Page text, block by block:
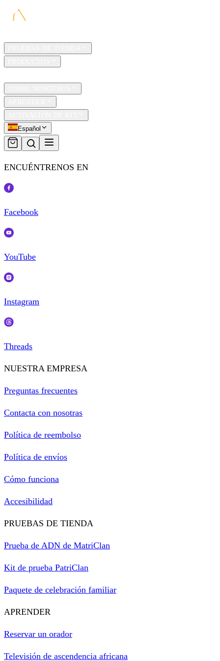
Español
ENCUÉNTRENOS EN
Facebook
YouTube
Instagram
Threads
NUESTRA EMPRESA
Preguntas frecuentes
Contacta con nosotras
Política de reembolso
Política de envíos
Cómo funciona
Accesibilidad
PRUEBAS DE TIENDA
Prueba de ADN de MatriClan
Kit de prueba PatriClan
Paquete de celebración familiar
APRENDER
Reservar un orador
Televisión de ascendencia africana